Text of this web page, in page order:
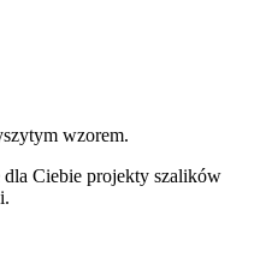
wzorem.
Ciebie projekty szalików